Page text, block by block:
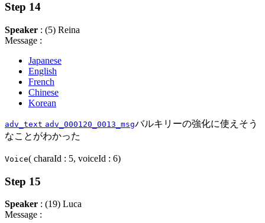
Step 14
Speaker : (5) Reina
Message :
Japanese
English
French
Chinese
Korean
adv_text adv_000120_0013_msgバルキリーの強化に使えそう
なことがわかった
Voice( charaId : 5, voiceId : 6)
Step 15
Speaker : (19) Luca
Message :